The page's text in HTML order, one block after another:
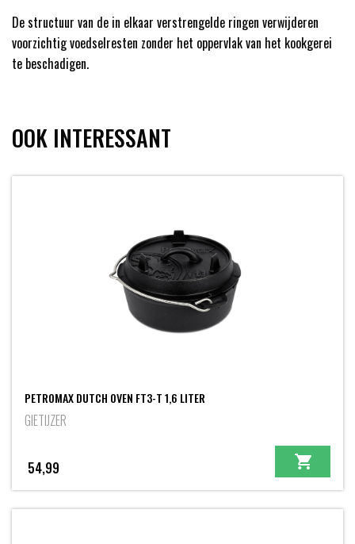
De structuur van de in elkaar verstrengelde ringen verwijderen
voorzichtig voedselresten zonder het oppervlak van het kookgerei
te beschadigen.
OOK INTERESSANT
PETROMAX DUTCH OVEN FT3-T 1,6 LITER
GIETIJZER
54,99